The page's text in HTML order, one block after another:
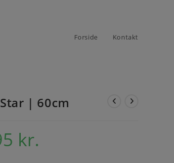
Forside Kontakt
| 60cm
kr.